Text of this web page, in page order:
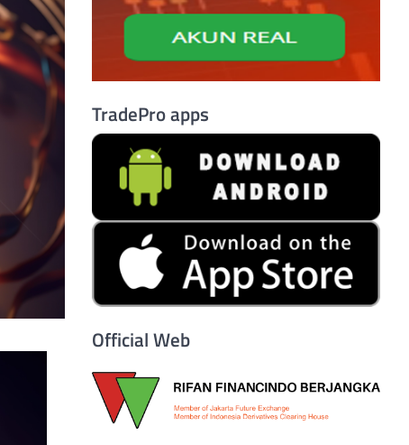
TradePro apps
Official Web